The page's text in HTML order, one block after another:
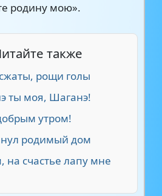
родину мою».
также
рощи голы
ты моя, Шаганэ!
утром!
родимый дом
счастье лапу мне